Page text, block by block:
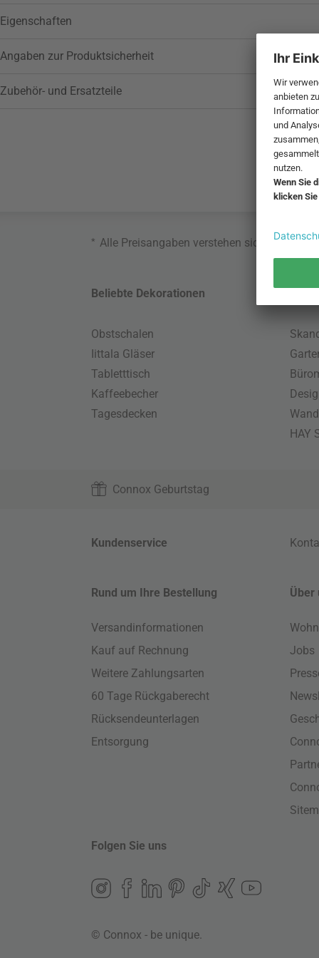
Eigenschaften
Angaben zur Produktsicherheit
Zubehör- und Ersatzteile
* Alle Preisangaben verstehen sich
Beliebte Dekorationen
Obstschalen
Iittala Gläser
Tabletttisch
Kaffeebecher
Tagesdecken
HAY
Connox Geburtstag
Kundenservice
Rund um Ihre Bestellung
Versandinformationen
Kauf auf Rechnung
Weitere Zahlungsarten
60 Tage Rückgaberecht
Rücksendeunterlagen
Entsorgung
Über
Jobs
Folgen Sie uns
© Connox - be unique.